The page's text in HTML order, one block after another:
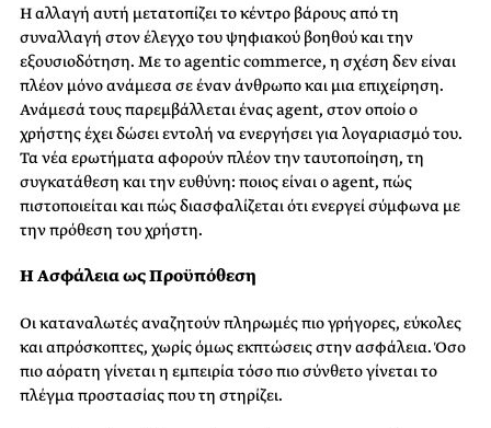
Η αλλαγή αυτή μετατοπίζει το κέντρο βάρους από τη
συναλλαγή στον έλεγχο του ψηφιακού βοηθού και την
εξουσιοδότηση. Με το agentic commerce, η σχέση δεν είναι
πλέον μόνο ανάμεσα σε έναν άνθρωπο και μια επιχείρηση.
Ανάμεσά τους παρεμβάλλεται ένας agent, στον οποίο ο
χρήστης έχει δώσει εντολή να ενεργήσει για λογαριασμό του.
Τα νέα ερωτήματα αφορούν πλέον την ταυτοποίηση, τη
συγκατάθεση και την ευθύνη: ποιος είναι ο agent, πώς
πιστοποιείται και πώς διασφαλίζεται ότι ενεργεί σύμφωνα με
την πρόθεση του χρήστη.
Η Ασφάλεια ως Προϋπόθεση
Οι καταναλωτές αναζητούν πληρωμές πιο γρήγορες, εύκολες
και απρόσκοπτες, χωρίς όμως εκπτώσεις στην ασφάλεια. Όσο
πιο αόρατη γίνεται η εμπειρία τόσο πιο σύνθετο γίνεται το
πλέγμα προστασίας που τη στηρίζει.